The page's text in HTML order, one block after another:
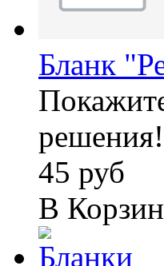
Бланк
45 руб
В